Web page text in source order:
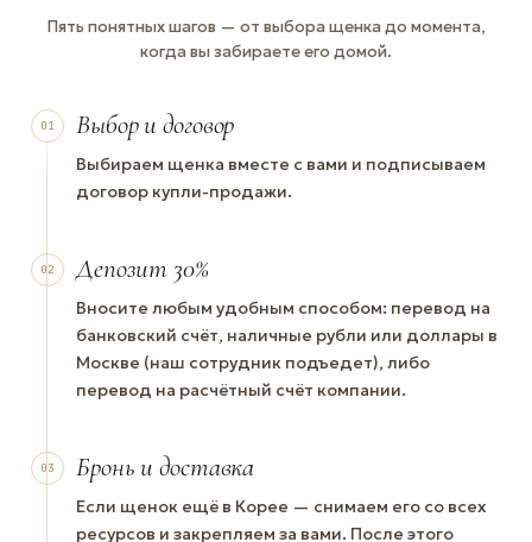
Пять понятных шагов — от выбора щенка до момента,
когда вы забираете его домой.
01 Выбор и договор
Выбираем щенка вместе с вами и подписываем
договор купли-продажи.
02 Депозит 30%
Вносите любым удобным способом: перевод на
банковский счёт, наличные рубли или доллары в
Москве (наш сотрудник подъедет), либо
перевод на расчётный счёт компании.
03 Бронь и доставка
Если щенок ещё в Корее — снимаем его со всех
ресурсов и закрепляем за вами. После этого